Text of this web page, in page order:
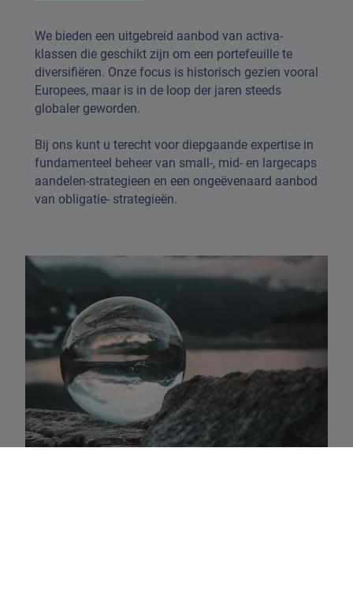
We bieden een uitgebreid aanbod van activa-
klassen die geschikt zijn om een portefeuille te
diversifiëren. Onze focus is historisch gezien vooral
Europees, maar is in de loop der jaren steeds
globaler geworden.
Bij ons kunt u terecht voor diepgaande expertise in
fundamenteel beheer van small-, mid- en largecaps
aandelen-strategieen en een ongeëvenaard aanbod
van obligatie- strategieën.